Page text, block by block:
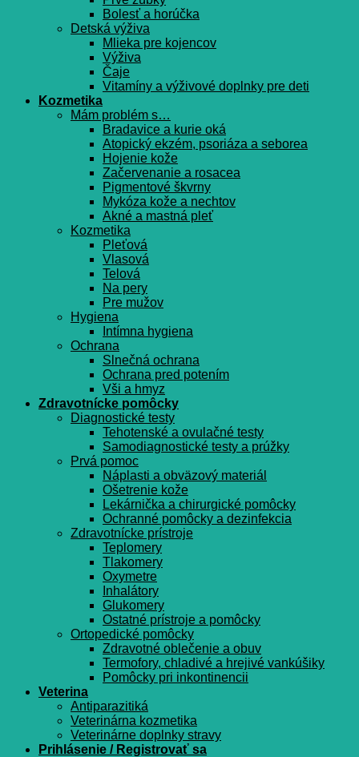
Bolesť a horúčka
Detská výživa
Mlieka pre kojencov
Výživa
Čaje
Vitamíny a výživové doplnky pre deti
Kozmetika
Mám problém s…
Bradavice a kurie oká
Atopický ekzém, psoriáza a seborea
Hojenie kože
Začervenanie a rosacea
Pigmentové škvrny
Mykóza kože a nechtov
Akné a mastná pleť
Kozmetika
Pleťová
Vlasová
Telová
Na pery
Pre mužov
Hygiena
Intímna hygiena
Ochrana
Slnečná ochrana
Ochrana pred potením
Vši a hmyz
Zdravotnícke pomôcky
Diagnostické testy
Tehotenské a ovulačné testy
Samodiagnostické testy a prúžky
Prvá pomoc
Náplasti a obväzový materiál
Ošetrenie kože
Lekárnička a chirurgické pomôcky
Ochranné pomôcky a dezinfekcia
Zdravotnícke prístroje
Teplomery
Tlakomery
Oxymetre
Inhalátory
Glukomery
Ostatné prístroje a pomôcky
Ortopedické pomôcky
Zdravotné oblečenie a obuv
Termofory, chladivé a hrejivé vankúšiky
Pomôcky pri inkontinencii
Veterina
Antiparazitiká
Veterinárna kozmetika
Veterinárne doplnky stravy
Prihlásenie / Registrovať sa